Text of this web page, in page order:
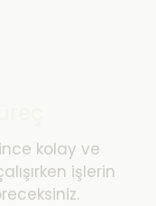
kolay ve
işlerin